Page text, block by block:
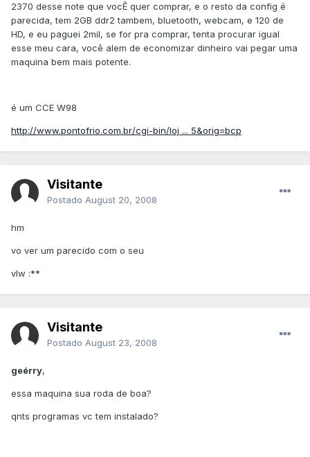
2370 desse note que vocÊ quer comprar, e o resto da config é
parecida, tem 2GB ddr2 tambem, bluetooth, webcam, e 120 de
HD, e eu paguei 2mil, se for pra comprar, tenta procurar igual
esse meu cara, você alem de economizar dinheiro vai pegar uma
maquina bem mais potente.
é um CCE W98
http://www.pontofrio.com.br/cgi-bin/loj ... 5&orig=bcp
Visitante
Postado August 20, 2008
hm
vo ver um parecido com o seu
vlw :**
Visitante
Postado August 23, 2008
geérry,
essa maquina sua roda de boa?
qnts programas vc tem instalado?